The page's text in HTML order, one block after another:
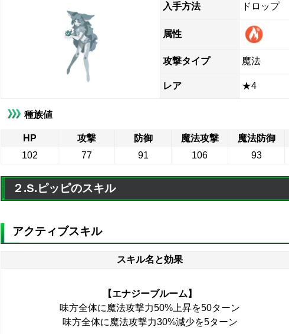
入手方法 ドロップ
属性
攻撃タイプ 魔法
レア ★4
種族値
HP 攻撃 防御 魔法攻撃 魔法防御
102
77 91 106 93
２.S.ピッピのスキル
アクティブスキル
スキル名と効果
【エナジーブルーム】
味方全体に魔法攻撃力50%上昇を50ターン
味方全体に魔法攻撃力30%減少を5ターン